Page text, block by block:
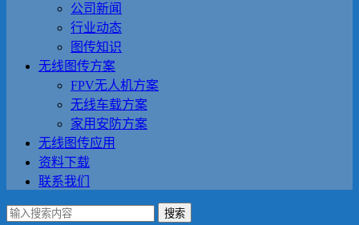
公司新闻
行业动态
图传知识
无线图传方案
FPV无人机方案
无线车载方案
家用安防方案
无线图传应用
资料下载
联系我们
搜索